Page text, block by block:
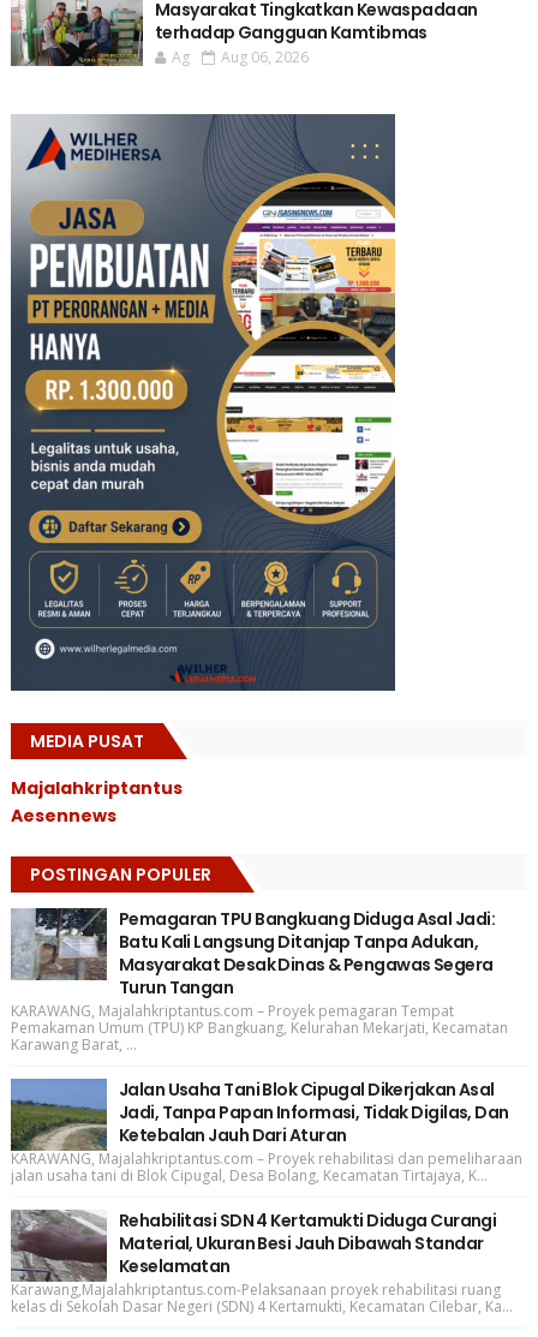
Masyarakat Tingkatkan Kewaspadaan
terhadap Gangguan Kamtibmas
Ag Aug 06, 2026
MEDIA PUSAT
Majalahkriptantus
Aesennews
POSTINGAN POPULER
Pemagaran TPU Bangkuang Diduga Asal Jadi:
Batu Kali Langsung Ditanjap Tanpa Adukan,
Masyarakat Desak Dinas & Pengawas Segera
Turun Tangan
KARAWANG, Majalahkriptantus.com – Proyek pemagaran Tempat
Pemakaman Umum (TPU) KP Bangkuang, Kelurahan Mekarjati, Kecamatan
Karawang Barat, ...
Jalan Usaha Tani Blok Cipugal Dikerjakan Asal
Jadi, Tanpa Papan Informasi, Tidak Digilas, Dan
Ketebalan Jauh Dari Aturan
KARAWANG, Majalahkriptantus.com – Proyek rehabilitasi dan pemeliharaan
jalan usaha tani di Blok Cipugal, Desa Bolang, Kecamatan Tirtajaya, K...
Rehabilitasi SDN 4 Kertamukti Diduga Curangi
Material, Ukuran Besi Jauh Dibawah Standar
Keselamatan
Karawang,Majalahkriptantus.com-Pelaksanaan proyek rehabilitasi ruang
kelas di Sekolah Dasar Negeri (SDN) 4 Kertamukti, Kecamatan Cilebar, Ka...